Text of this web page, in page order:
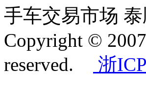
手车交易市场
Copyright ©
reserved.
浙